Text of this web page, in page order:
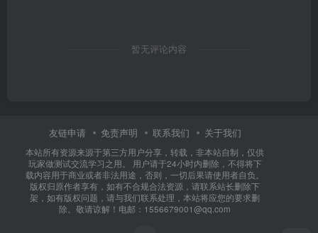
暂无评论内容
友链申请 免责声明 联系我们 关于我们
本站所有资源来源于第三方用户分享，转载，非本站自制，仅供
玩家做测试交流学习之用。 用户请于24小时内删除，不得将下
载内容用于商业或者非法用途，否则，一切后果请使用者自负。
版权归原作者享有，如有不合规合法资源，请联系站长删除下
架，如有版权问题，请与我们联系处理，本站将应您的要求删
除。敬请谅解！电邮：1556679001@qq.com